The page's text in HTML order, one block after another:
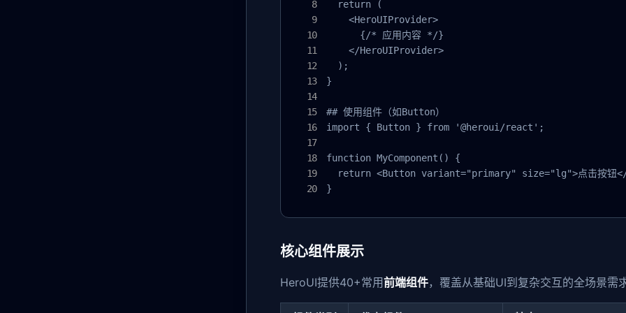
  return (
    <HeroUIProvider>
      {/* 应用内容 */}
    </HeroUIProvider>
  );
}
## 使用组件（如Button）
import { Button } from '@heroui/react';
function MyComponent() {
return <Button variant="primary" size="lg">点击按钮
}
核心组件展示
HeroUI提供40+常用前端组件，覆盖从基础UI到复杂交互的全场景需求